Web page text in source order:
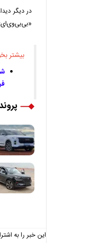
بیشتر
این خبر را به